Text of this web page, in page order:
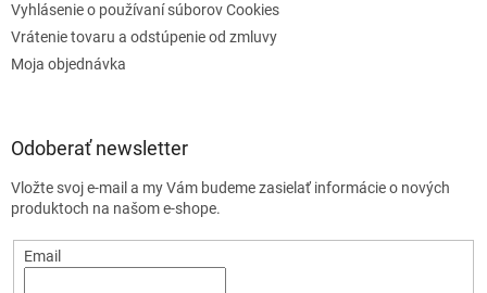
Vyhlásenie o používaní súborov Cookies
Vrátenie tovaru a odstúpenie od zmluvy
Moja objednávka
Odoberať newsletter
Vložte svoj e-mail a my Vám budeme zasielať informácie o nových
produktoch na našom e-shope.
Email